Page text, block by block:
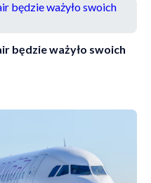
będzie ważyło swoich